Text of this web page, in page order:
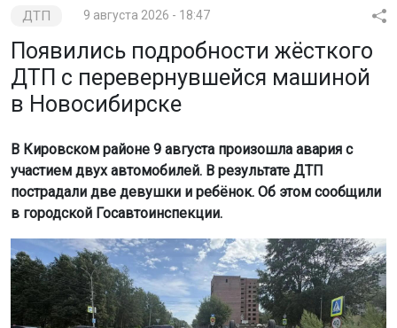
ДТП 9 августа 2026 - 18:47
Появились подробности жёсткого
ДТП с перевернувшейся машиной
в Новосибирске
В Кировском районе 9 августа произошла авария с
участием двух автомобилей. В результате ДТП
пострадали две девушки и ребёнок. Об этом сообщили
в городской Госавтоинспекции.